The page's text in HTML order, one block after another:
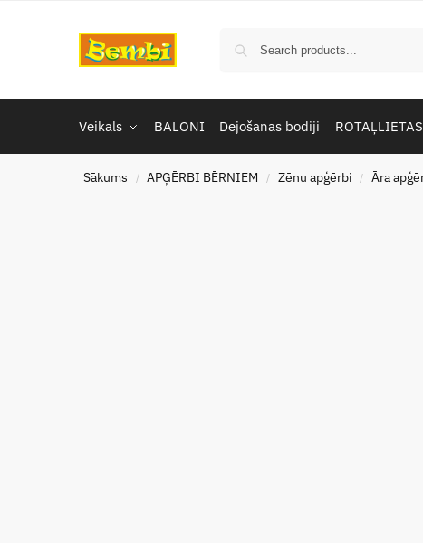
Veikals BALONI Dejošanas bodiji ROTAĻLIETAS
Sākums / APĢĒRBI BĒRNIEM / Zēnu apģērbi / Āra